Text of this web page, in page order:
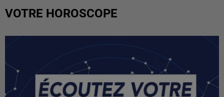
VOTRE HOROSCOPE